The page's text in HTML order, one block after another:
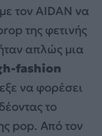
τον AIDAN να
της φετινής
απλώς μια
fashion
να φορέσει
το
pop. Από τον